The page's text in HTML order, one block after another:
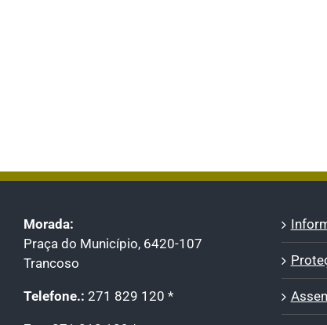
Morada:
Praça do Município, 6420-107
Trancoso
Telefone.: 271 829 120 *